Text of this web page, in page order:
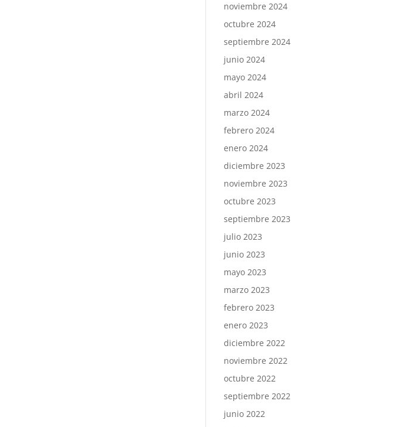
noviembre 2024
octubre 2024
septiembre 2024
junio 2024
mayo 2024
abril 2024
marzo 2024
febrero 2024
enero 2024
diciembre 2023
noviembre 2023
octubre 2023
septiembre 2023
julio 2023
junio 2023
mayo 2023
marzo 2023
febrero 2023
enero 2023
diciembre 2022
noviembre 2022
octubre 2022
septiembre 2022
junio 2022